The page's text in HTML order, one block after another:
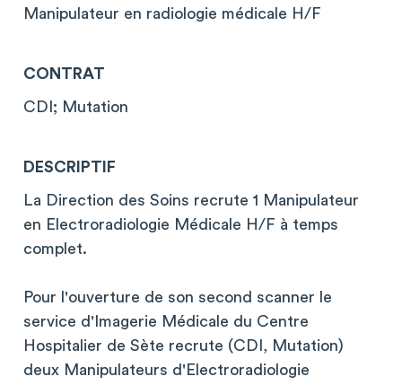
Manipulateur en radiologie médicale H/F
CONTRAT
CDI; Mutation
DESCRIPTIF
La Direction des Soins recrute 1 Manipulateur
en Electroradiologie Médicale H/F à temps
complet.
Pour l'ouverture de son second scanner le
service d'Imagerie Médicale du Centre
Hospitalier de Sète recrute (CDI, Mutation)
deux Manipulateurs d'Electroradiologie